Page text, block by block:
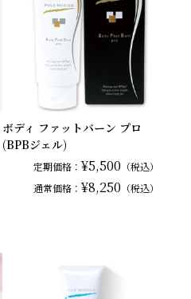
ボディ ファットバーン プロ
(BPBジェル)
定期価格： ¥5,500 （税込）
通常価格： ¥8,250 （税込）